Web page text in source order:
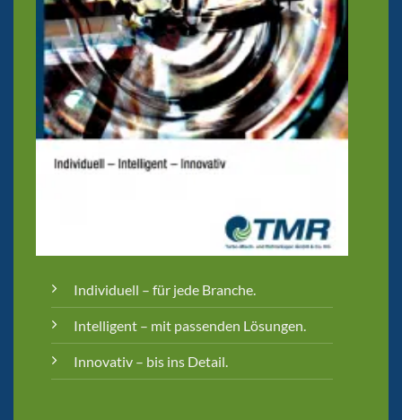
Individuell – für jede Branche.
Intelligent – mit passenden Lösungen.
Innovativ – bis ins Detail.